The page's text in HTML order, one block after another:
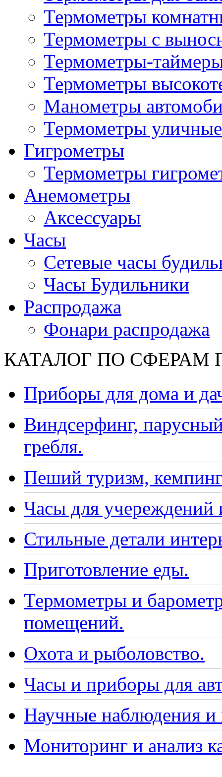
Термометры
Термометры с
Термометры-
Термометры
Манометры
Термометры уличные
Гигрометры
Термометры
Анемометры
Аксессуары
Часы
Сетевые часы
Часы Будильники
Распродажа
Фонари распродажа
КАТАЛОГ ПО СФЕРАМ
Приборы для дома и
Виндсерфинг,
гребля.
Пеший туризм,
Часы для учереждений
Стильные детали
Приготовление еды.
Термометры и
помещений.
Охота и рыболовство.
Часы и приборы для
Научные наблюдения и
Мониторинг и анализ